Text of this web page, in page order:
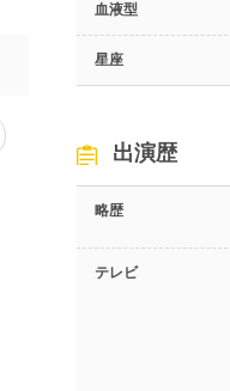
血液型
星座
出演歴
略歴
テレビ